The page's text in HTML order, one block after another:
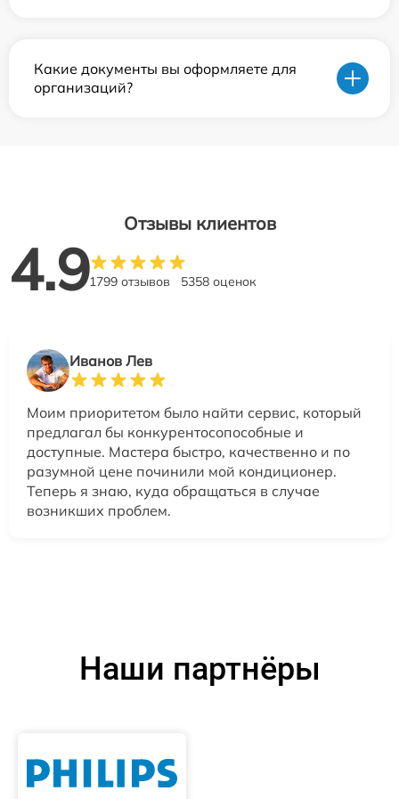
Какие документы вы оформляете для
организаций?
Отзывы клиентов
4.91799 отзывов 5358 оценок
Иванов Лев
Моим приоритетом было найти сервис, который
предлагал бы конкурентосопособные и
доступные. Мастера быстро, качественно и по
разумной цене починили мой кондиционер.
Теперь я знаю, куда обращаться в случае
возникших проблем.
Наши партнёры